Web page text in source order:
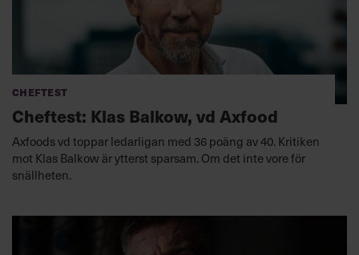
Cheftest
Cheftest: Klas Balkow, vd Axfood
Axfoods vd toppar ledarligan med 36 poäng av 40. Kritiken
mot Klas Balkow är ytterst sparsam. Om det inte vore för
snällheten.